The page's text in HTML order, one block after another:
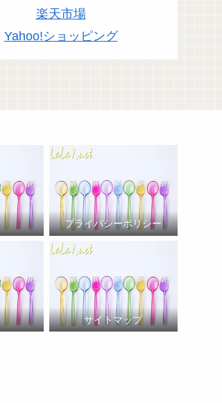
楽天市場
Yahoo!ショッピング
プライバシーポリシー
サイトマップ